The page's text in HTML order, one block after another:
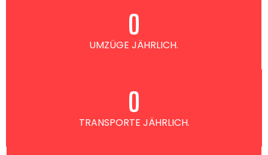
UMZÜGE JÄHRLICH.
0
TRANSPORTE JÄHRLICH.
0